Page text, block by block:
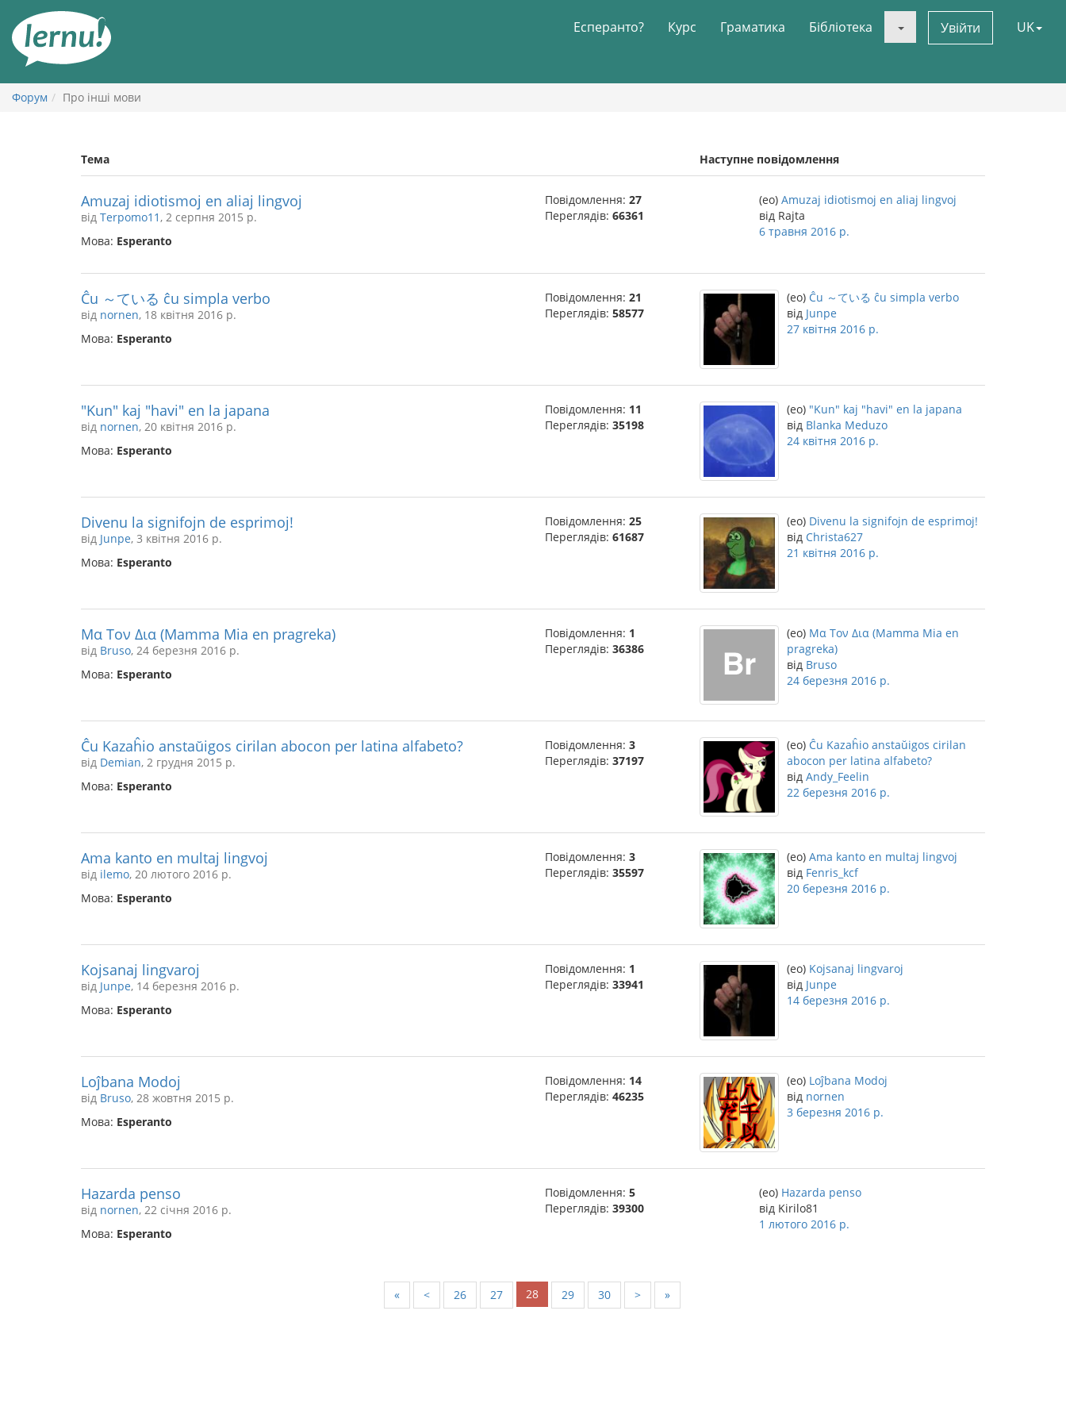
змісту
Есперанто? Курс Граматика Бібліотека Увійти UK
Форум Про інші мови
Тема Наступне повідомлення
Amuzaj idiotismoj en aliaj lingvoj
від Terpomo11 , 2 серпня 2015 р.
Мова: Esperanto
Повідомлення: 27
Переглядів: 66361
(eo) Amuzaj idiotismoj en aliaj lingvoj
від Rajta
6 травня 2016 р.
Ĉu ～ている ĉu simpla verbo
від nornen, 18 квітня 2016 р.
Мова: Esperanto
Повідомлення: 21
Переглядів: 58577
(eo) Ĉu ～ている ĉu simpla verbo
від Junpe
27 квітня 2016 р.
"Kun" kaj "havi" en la japana
від nornen, 20 квітня 2016 р.
Мова: Esperanto
Повідомлення: 11
Переглядів: 35198
(eo) "Kun" kaj "havi" en la japana
від Blanka Meduzo
24 квітня 2016 р.
Divenu la signifojn de esprimoj!
від Junpe, 3 квітня 2016 р.
Мова: Esperanto
Повідомлення: 25
Переглядів: 61687
(eo) Divenu la signifojn de esprimoj!
від Christa627
21 квітня 2016 р.
Μα Τον Δια (Mamma Mia en pragreka)
від Bruso, 24 березня 2016 р.
Мова: Esperanto
Повідомлення: 1
Переглядів: 36386
(eo) Μα Τον Δια (Mamma Mia en
pragreka)
від Bruso
24 березня 2016 р.
Ĉu Kazaĥio anstaŭigos cirilan abocon per latina alfabeto?
від Demian, 2 грудня 2015 р.
Мова: Esperanto
Повідомлення: 3
Переглядів: 37197
(eo) Ĉu Kazaĥio anstaŭigos cirilan
abocon per latina alfabeto?
від Andy_Feelin
22 березня 2016 р.
Ama kanto en multaj lingvoj
від ilemo, 20 лютого 2016 р.
Мова: Esperanto
Повідомлення: 3
Переглядів: 35597
(eo) Ama kanto en multaj lingvoj
від Fenris_kcf
20 березня 2016 р.
Kojsanaj lingvaroj
від Junpe, 14 березня 2016 р.
Мова: Esperanto
Повідомлення: 1
Переглядів: 33941
(eo) Kojsanaj lingvaroj
від Junpe
14 березня 2016 р.
Loĵbana Modoj
від Bruso, 28 жовтня 2015 р.
Мова: Esperanto
Повідомлення: 14
Переглядів: 46235
(eo) Loĵbana Modoj
від nornen
3 березня 2016 р.
Hazarda penso
від nornen, 22 січня 2016 р.
Мова: Esperanto
Повідомлення: 5
Переглядів: 39300
(eo) Hazarda penso
від Kirilo81
1 лютого 2016 р.
« < 26 27 28 29 30 > »